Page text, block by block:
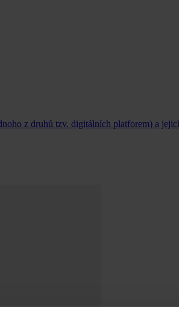
z druhů tzv. digitálních platforem) a